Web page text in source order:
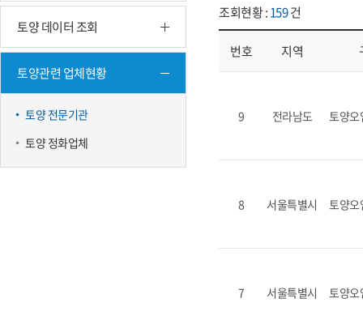
토양 데이터 조회
토양관련 업체현황
토양 전문기관
토양 정화업체
조회현황 :159건
번호 지역
9 전라남도 토양오
8 서울특별시 토양오
7 서울특별시 토양오